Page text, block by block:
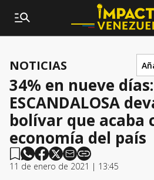
NOTICIAS
34% en nueve
ESCANDALOSA
bolívar que acaba
economía del país
11 de enero de 2021 | 13:45